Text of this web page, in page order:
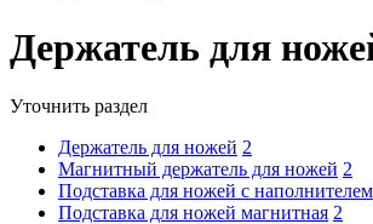
Держатель для
Уточнить раздел
Держатель для ножей 2
Магнитный держатель для ножей 2
Подставка для ножей с наполнителем
Подставка для ножей магнитная 2